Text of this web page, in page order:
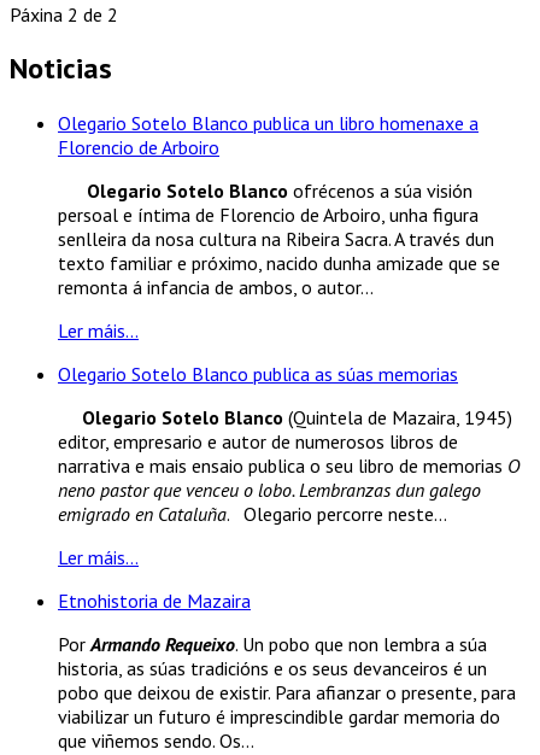
Páxina 2 de 2
Noticias
Olegario Sotelo Blanco publica un libro homenaxe a
Florencio de Arboiro
Olegario Sotelo Blanco ofrécenos a súa visión
persoal e íntima de Florencio de Arboiro, unha figura
senlleira da nosa cultura na Ribeira Sacra. A través dun
texto familiar e próximo, nacido dunha amizade que se
remonta á infancia de ambos, o autor...
Ler máis...
Olegario Sotelo Blanco publica as súas memorias
Olegario Sotelo Blanco (Quintela de Mazaira, 1945)
editor, empresario e autor de numerosos libros de
narrativa e mais ensaio publica o seu libro de memorias O
neno pastor que venceu o lobo. Lembranzas dun galego
emigrado en Cataluña. Olegario percorre neste...
Ler máis...
Etnohistoria de Mazaira
PorArmando Requeixo. Un pobo que non lembra a súa
historia, as súas tradicións e os seus devanceiros é un
pobo que deixou de existir. Para afianzar o presente, para
viabilizar un futuro é imprescindible gardar memoria do
que viñemos sendo. Os...